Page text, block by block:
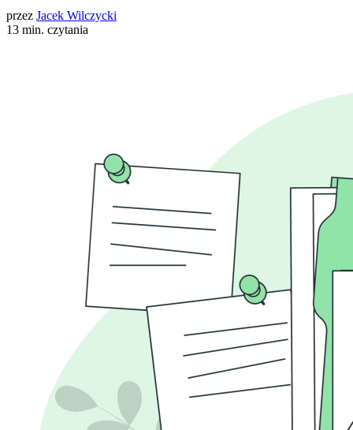
przez Jacek Wilczycki
13 min. czytania